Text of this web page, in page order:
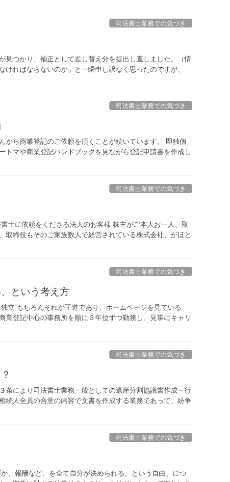
司法書士業務での気づき
見つかり、補正として差し替え分を提出し直しました。（情
ればならないのか」と一瞬申し訳なく思ったのですが、
司法書士業務での気づき
から商業登記のご依頼を頂くことが続いています。 即独個
トマや商業登記ハンドブックを見ながら登記申請書を作成し
司法書士業務での気づき
士に依頼をくださる法人のお客様 株主がご本人お一人、取
締役もそのご家族数人で経営されている株式会社、がほと
司法書士業務での気づき
という考え方
立 もちろんそれが王道であり、ホームページを見ている
登記中心の事務所を順に３年位ずつ勤務し、見事にキャリ
司法書士業務での気づき
条により司法書士業務一般としての遺産分割協議書作成－行
続人全員の合意の内容で文書を作成する業務であって、紛争
司法書士業務での気づき
、報酬など、を全て自分が決められる、という自由、につ